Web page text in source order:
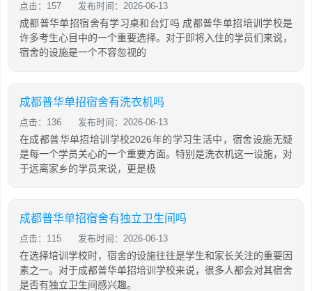
点击：157 发布时间：2026-06-13
成都普华单招宿舍有学习桌和台灯吗 成都普华单招培训学校是
许多考生心目中的一个重要选择。对于即将入住的学员们来说，
宿舍的设施是一个不容忽视的
成都普华单招宿舍有洗衣机吗
点击：136 发布时间：2026-06-13
在成都普华单招培训学校2026年的学习生活中，宿舍设施无疑
是每一个学员关心的一个重要方面。特别是洗衣机这一设施，对
于远离家乡的学员来说，更是极
成都普华单招宿舍有独立卫生间吗
点击：115 发布时间：2026-06-13
在选择培训学校时，宿舍的设施往往是学生和家长关注的重要因
素之一。对于成都普华单招培训学校来说，很多人都会对其宿舍
是否有独立卫生间感兴趣。